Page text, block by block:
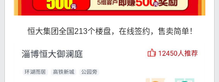
恒大集团全国213个楼盘，在线签约，售卖简单！